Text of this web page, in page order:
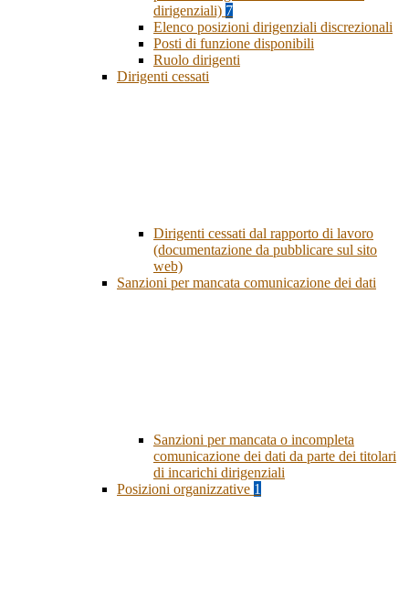
dirigenziali) 7
Elenco posizioni dirigenziali discrezionali
Posti di funzione disponibili
Ruolo dirigenti
Dirigenti cessati
Dirigenti cessati dal rapporto di lavoro
(documentazione da pubblicare sul sito
web)
Sanzioni per mancata comunicazione dei dati
Sanzioni per mancata o incompleta
comunicazione dei dati da parte dei titolari
di incarichi dirigenziali
Posizioni organizzative 1